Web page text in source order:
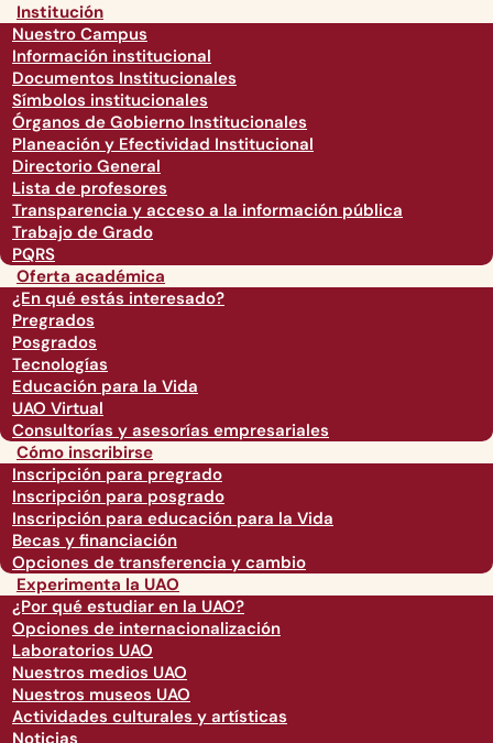
Institución
Nuestro Campus
Información institucional
Documentos Institucionales
Símbolos institucionales
Órganos de Gobierno Institucionales
Planeación y Efectividad Institucional
Directorio General
Lista de profesores
Transparencia y acceso a la información pública
Trabajo de Grado
PQRS
Oferta académica
¿En qué estás interesado?
Pregrados
Posgrados
Tecnologías
Educación para la Vida
UAO Virtual
Consultorías y asesorías empresariales
Cómo inscribirse
Inscripción para pregrado
Inscripción para posgrado
Inscripción para educación para la Vida
Becas y financiación
Opciones de transferencia y cambio
Experimenta la UAO
¿Por qué estudiar en la UAO?
Opciones de internacionalización
Laboratorios UAO
Nuestros medios UAO
Nuestros museos UAO
Actividades culturales y artísticas
Noticias